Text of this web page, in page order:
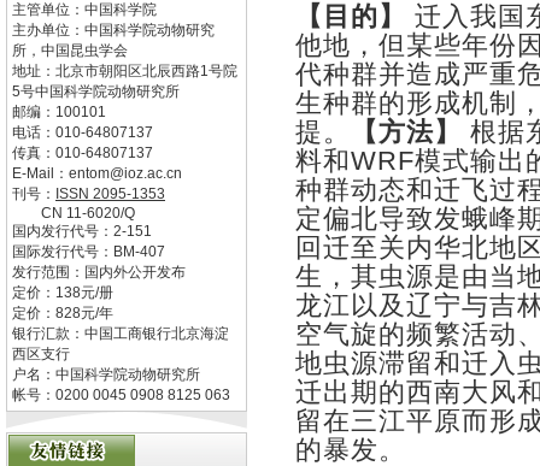
主管单位： 中国科学院
主办单位： 中国科学院动物研究
所，中国昆虫学会
地址： 北京市朝阳区北辰西路1号院
5号中国科学院动物研究所
邮编： 100101
电话： 010-64807137
传真： 010-64807137
E-Mail： entom@ioz.ac.cn
刊号： ISSN 2095-1353
CN 11-6020/Q
国内发行代号： 2-151
国际发行代号： BM-407
发行范围：国内外公开发布
定价： 138元/册
定价： 828元/年
银行汇款：中国工商银行北京海淀
西区支行
户名：中国科学院动物研究所
帐号：0200 0045 0908 8125 063
【目的】 迁入我国
他地，但某些年份
代种群并造成严重
生种群的形成机制
提。
【方法】 根据
料和WRF模式输出
种群动态和迁飞过
定偏北导致发蛾峰
回迁至关内华北地
生，其虫源是由当
龙江以及辽宁与吉
空气旋的频繁活动
地虫源滞留和迁入
迁出期的西南大风
留在三江平原而形
的暴发。